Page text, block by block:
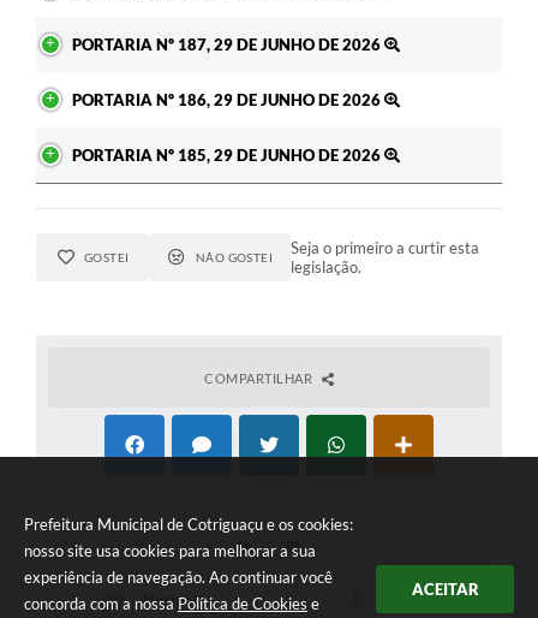
Prefeitura Municipal de Cotriguaçu e os cookies:
nosso site usa cookies para melhorar a sua
experiência de navegação. Ao continuar você
concorda com a nossa Política de Cookies e
ACEITAR
PORTARIA Nº 187, 29 DE JUNHO DE 2026
PORTARIA Nº 186, 29 DE JUNHO DE 2026
PORTARIA Nº 185, 29 DE JUNHO DE 2026
GOSTEI NÃO GOSTEI
Seja o primeiro a curtir esta
legislação.
COMPARTILHAR